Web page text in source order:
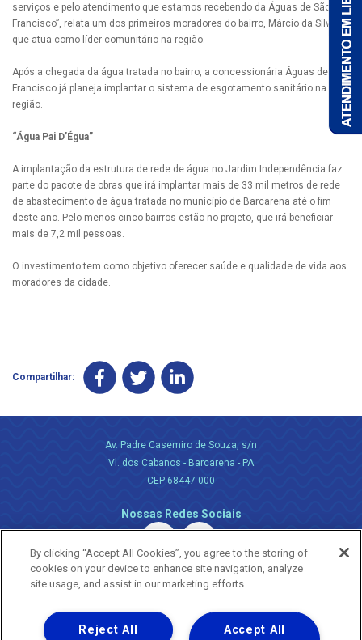
serviços e pelo atendimento que estamos recebendo da Águas de São
Francisco”, relata um dos primeiros moradores do bairro, Márcio da Silva,
que atua como líder comunitário na região.
Após a chegada da água tratada no bairro, a concessionária Águas de São
Francisco já planeja implantar o sistema de esgotamento sanitário na
região.
“Água Pai D’Égua”
A implantação da estrutura de rede de água no Jardim Independência faz
parte do pacote de obras que irá implantar mais de 33 mil metros de rede
de abastecimento de água tratada no município de Barcarena até o fim
deste ano. Pelo menos cinco bairros estão no projeto, que irá beneficiar
mais de 7,2 mil pessoas.
O investimento tem como objetivo oferecer saúde e qualidade de vida aos
moradores da cidade.
Compartilhar:
Av. Padre Casemiro de Souza, s/n
Vl. dos Cabanos - Barcarena - PA
CEP 68447-000
Nossas Redes Sociais
Uma empresa
By clicking “Accept All Cookies”, you agree to the storing of
cookies on your device to enhance site navigation, analyze
site usage, and assist in our marketing efforts.
Accept All
Reject All